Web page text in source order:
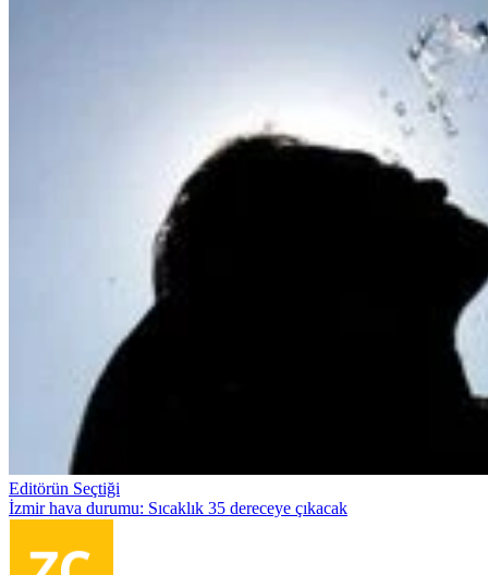
Editörün Seçtiği
İzmir hava durumu: Sıcaklık 35 dereceye çıkacak